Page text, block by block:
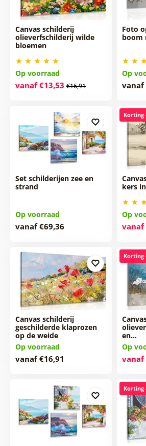
Canvas schilderij
olieverfschilderij wilde
bloemen
Op voorraad
vanaf €13,53 €16,91
Foto
boom
Op
vanaf
Set schilderijen zee en
strand
Op voorraad
vanaf €69,36
Korting
kers
Op
vanaf
Canvas schilderij
geschilderde klaprozen
op de weide
Op voorraad
vanaf €16,91
Korting
en…
Op
vanaf
Korting